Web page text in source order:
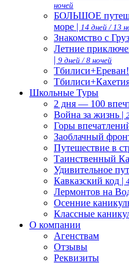
ночей
БОЛЬШОЕ
море | 14 дней / 13
Знакомство с
Летние
| 9 дней / 8 ночей
Школьные Туры
2 дня — 100
Война за жизнь |
Горы
Заоблачный
Путешествие в
Таинственный
Удивительное
Кавказский код |
Лермонтов на
Осенние
Классные
О компании
Агенствам
Отзывы
Реквизиты